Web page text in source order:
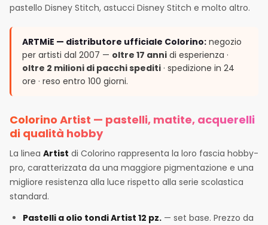
pastello Disney Stitch, astucci Disney Stitch e molto altro.
ARTMiE — distributore ufficiale Colorino: negozio
per artisti dal 2007 — oltre 17 anni di esperienza ·
oltre 2 milioni di pacchi spediti · spedizione in 24
ore · reso entro 100 giorni.
Colorino Artist — pastelli, matite, acquerelli
di qualità hobby
La linea Artist di Colorino rappresenta la loro fascia hobby-
pro, caratterizzata da una maggiore pigmentazione e una
migliore resistenza alla luce rispetto alla serie scolastica
standard.
Pastelli a olio tondi Artist 12 pz. — set base. Prezzo da